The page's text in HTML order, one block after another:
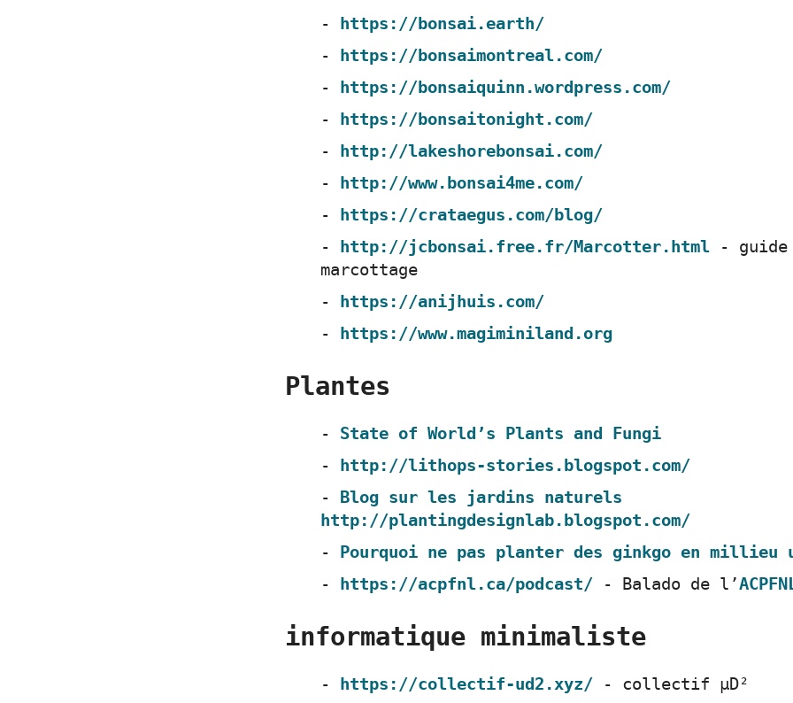
https://bonsai.earth/
https://bonsaimontreal.com/
https://bonsaiquinn.wordpress.com/
https://bonsaitonight.com/
http://lakeshorebonsai.com/
http://www.bonsai4me.com/
https://crataegus.com/blog/
http://jcbonsai.free.fr/Marcotter.html -
marcottage
https://anijhuis.com/
https://www.magiminiland.org
Plantes
State of World’s Plants and Fungi
http://lithops-stories.blogspot.com/
Blog sur les jardins naturels
http://plantingdesignlab.blogspot.com/
Pourquoi ne pas planter des ginkgo en millieu
https://acpfnl.ca/podcast/ - Balado de l’
informatique minimaliste
https://collectif-ud2.xyz/ - collectif μD²